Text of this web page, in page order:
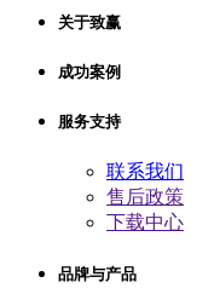
关于致赢
成功案例
服务支持
联系我们
售后政策
下载中心
品牌与产品